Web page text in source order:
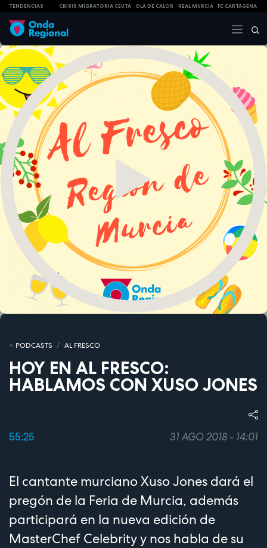
TENDENCIAS CRISIS MIGRATORIA CEUTA OLA DE CALOR REAL MURCIA FC CARTAGENA
PODCASTS AL FRESCO
HOY EN AL FRESCO:
HABLAMOS CON XUSO JONES
55:25 31 AGO 2018 - 14:01
El cantante murciano Xuso Jones dará el
pregón de la Feria de Murcia, además
participará en la nueva edición de
MasterChef Celebrity y nos habla de su